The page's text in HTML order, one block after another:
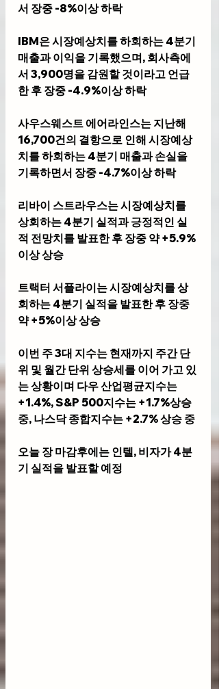
서 장중 -8%이상 하락
IBM은 시장예상치를 하회하는 4분기
매출과 이익을 기록했으며, 회사측에
서 3,900명을 감원할 것이라고 언급
한 후 장중 -4.9%이상 하락
사우스웨스트 에어라인스는 지난해
16,700건의 결항으로 인해 시장예상
치를 하회하는 4분기 매출과 손실을
기록하면서 장중 -4.7%이상 하락
리바이 스트라우스는 시장예상치를
상회하는 4분기 실적과 긍정적인 실
적 전망치를 발표한 후 장중 약 +5.9%
이상 상승
트랙터 서플라이는 시장예상치를 상
회하는 4분기 실적을 발표한 후 장중
약 +5%이상 상승
이번 주 3대 지수는 현재까지 주간 단
위 및 월간 단위 상승세를 이어 가고 있
는 상황이며 다우 산업평균지수는
+1.4%, S&P 500지수는 +1.7%상승
중, 나스닥 종합지수는 +2.7% 상승 중
오늘 장 마감후에는 인텔, 비자가 4분
기 실적을 발표할 예정